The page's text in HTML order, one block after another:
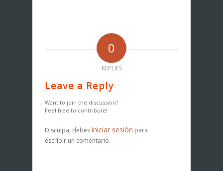
0
REPLIES
Leave a Reply
Want to join the discussion?
Feel free to contribute!
Disculpa, debesiniciar sesión para
escribir un comentario.